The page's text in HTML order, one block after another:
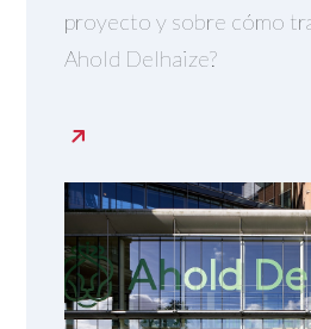
proyecto y sobre cómo
Ahold Delhaize?